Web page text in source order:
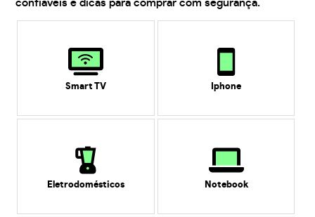
confiáveis e dicas para comprar com segurança.
Smart TV Iphone
Eletrodomésticos Notebook